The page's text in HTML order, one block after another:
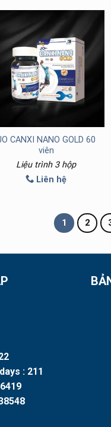
CANXI NANO GOLD 60
viên
Liệu trình 3 hộp
Liên hệ
1 2
: 211